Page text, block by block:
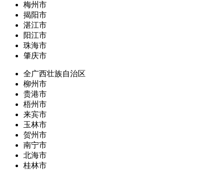
梅州市
揭阳市
湛江市
阳江市
珠海市
肇庆市
全广西壮族自治区
柳州市
贵港市
梧州市
来宾市
玉林市
贺州市
南宁市
北海市
桂林市